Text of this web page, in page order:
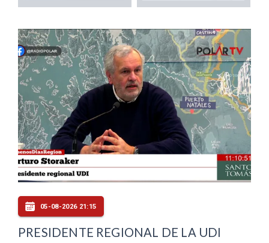
05-08-2026 21:15
PRESIDENTE REGIONAL DE LA UDI